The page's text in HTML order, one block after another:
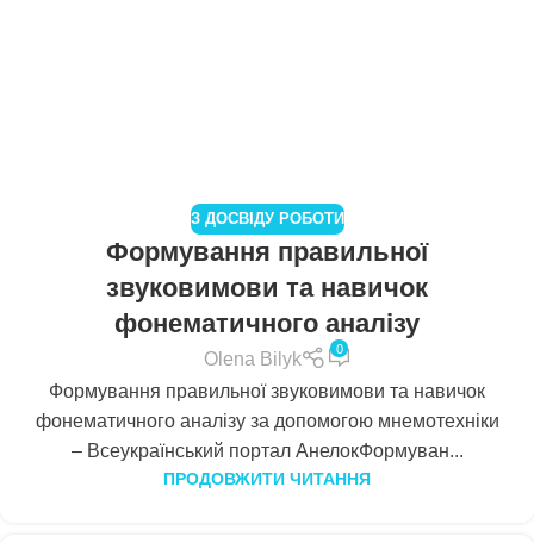
З ДОСВІДУ РОБОТИ
Формування правильної
звуковимови та навичок
фонематичного аналізу
Olena Bilyk
0
Формування правильної звуковимови та навичок
фонематичного аналізу за допомогою мнемотехніки
– Всеукраїнський портал АнелокФормуван...
ПРОДОВЖИТИ ЧИТАННЯ